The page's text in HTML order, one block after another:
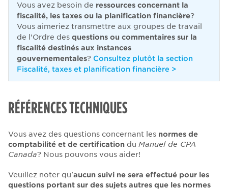
Vous avez besoin de ressources concernant la
fiscalité, les taxes ou la planification financière?
Vous aimeriez transmettre aux groupes de travail
de l'Ordre des questions ou commentaires sur la
fiscalité destinés aux instances
gouvernementales? Consultez plutôt la section
Fiscalité, taxes et planification financière >
RÉFÉRENCES TECHNIQUES
Vous avez des questions concernant les normes de
comptabilité et de certification du Manuel de CPA
Canada? Nous pouvons vous aider!
Veuillez noter qu'aucun suivi ne sera effectué pour les
questions portant sur des sujets autres que les normes